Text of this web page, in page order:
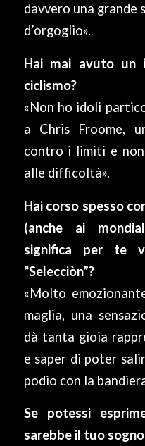
davvero una grande
d’orgoglio».
Hai mai avuto un
ciclismo?
«Non ho idoli
a Chris Froome,
contro i limiti e
alle difficoltà».
Hai corso spesso
(anche ai
significa per te
“Selecciòn”?
«Molto
maglia, una
dà tanta gioia
e saper di poter
podio con la
Se potessi
sarebbe il tuo